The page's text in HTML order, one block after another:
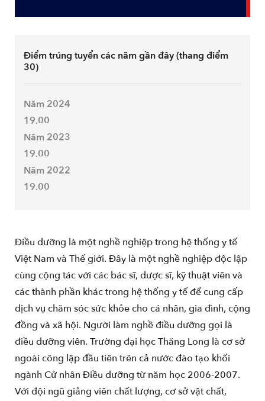
Điểm trúng tuyển các năm gần đây (thang điểm
30)
Năm 2024
19.00
Năm 2023
19.00
Năm 2022
19.00
Điều dưỡng là một nghề nghiệp trong hệ thống y tế
Việt Nam và Thế giới. Đây là một nghề nghiệp độc lập
cùng cộng tác với các bác sĩ, dược sĩ, kỹ thuật viên và
các thành phần khác trong hệ thống y tế để cung cấp
dịch vụ chăm sóc sức khỏe cho cá nhân, gia đình, cộng
đồng và xã hội. Người làm nghề điều dưỡng gọi là
điều dưỡng viên. Trường đại học Thăng Long là cơ sở
ngoài công lập đầu tiên trên cả nước đào tạo khối
ngành Cử nhân Điều dưỡng từ năm học 2006-2007.
Với đội ngũ giảng viên chất lượng, cơ sở vật chất,